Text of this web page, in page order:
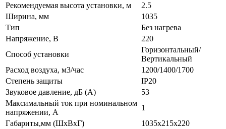
Рекомендуемая высота установки, м
2.5
Ширина, мм
1035
Тип
Без нагрева
Напряжение, В
220
Способ установки
Горизонтальный/
Вертикальный
Расход воздуха, м3/час
1200/1400/1700
Степень защиты
IP20
Звуковое давление, дБ (A)
53
Максимальный ток при номинальном
напряжении, А
1
Габариты,мм (ШхВхГ)
1035х215х220